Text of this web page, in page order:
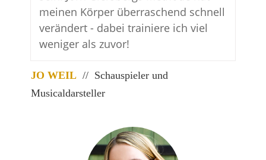
meinen Körper überraschend schnell
verändert - dabei trainiere ich viel
weniger als zuvor!
JO WEIL // Schauspieler und
Musicaldarsteller